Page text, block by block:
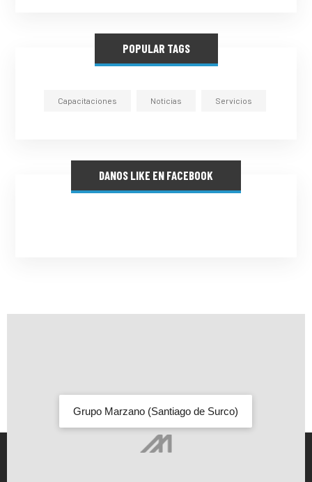
POPULAR TAGS
Capacitaciones Noticias Servicios
DANOS LIKE EN FACEBOOK
Grupo Marzano (Santiago de Surco)